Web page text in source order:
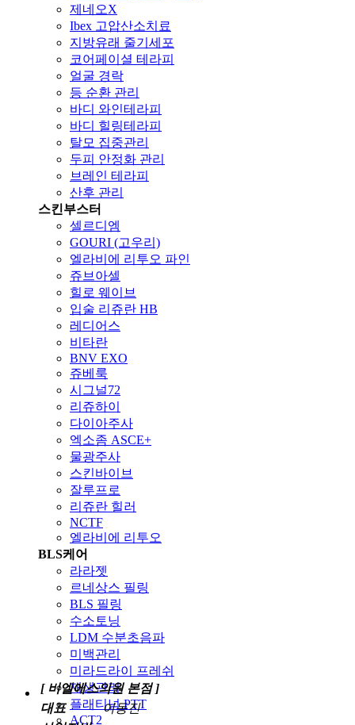
제네오X
Ibex 고압산소치료
지방유래 줄기세포
코어페이셜 테라피
얼굴 경락
등 순환 관리
바디 와인테라피
바디 힐링테라피
탈모 집중관리
두피 안정화 관리
브레인 테라피
산후 관리
스킨부스터
셀르디엠
GOURI (고우리)
엘라비에 리투오 파인
쥬브아셀
힐로 웨이브
입술 리쥬란 HB
레디어스
비타란
BNV EXO
쥬베룩
시그널72
리쥬하이
다이아주사
엑소좀 ASCE+
물광주사
스킨바이브
잘루프로
리쥬란 힐러
NCTF
엘라비에 리투오
BLS케어
라라젯
르네상스 필링
BLS 필링
수소토닝
LDM 수분초음파
미백관리
미라드라이 프레쉬
재생관리
플래티넘 PTT
ACT2
[ 비엘에스의원 본점 ]
대표
이동진